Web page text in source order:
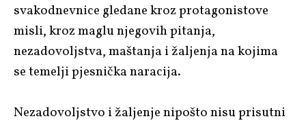
svakodnevnice gledane kroz protagonistove
misli, kroz maglu njegovih pitanja,
nezadovoljstva, maštanja i žaljenja na kojima
se temelji pjesnička naracija.
Nezadovoljstvo i žaljenje nipošto nisu prisutni